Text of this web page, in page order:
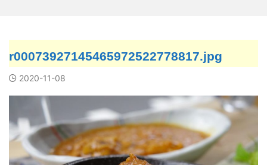
r00073927145465972522778817.jpg
2020-11-08